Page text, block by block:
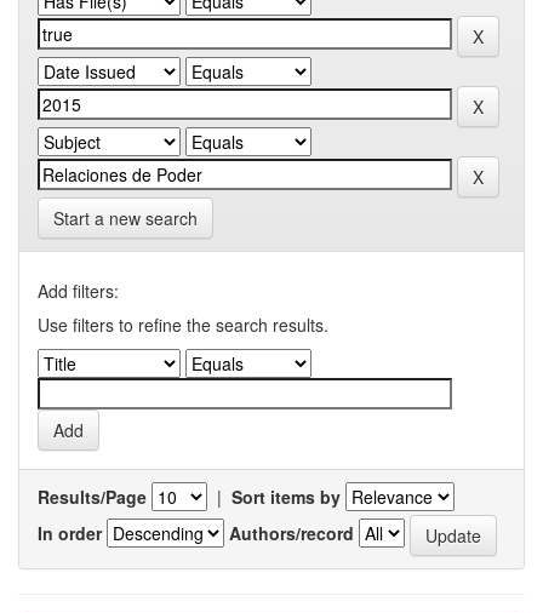
Start a new search
Add filters:
Use filters to refine the search results.
Results/Page | Sort items by
In order
Authors/record